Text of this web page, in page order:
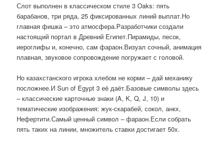
Слот выполнен в классическом стиле 3 Oaks: пять
барабанов, три ряда, 25 фиксированных линий выплат.Но
главная фишка – это атмосфера.Разработчики создали
настоящий портал в Древний Египет.Пирамиды, песок,
иероглифы и, конечно, сам фараон.Визуал сочный, анимация
плавная, звуковое сопровождение погружает с головой.
Но казахстанского игрока хлебом не корми – дай механику
посложнее.И Sun of Egypt 3 её даёт.Базовые символы здесь
– классические карточные знаки (A, K, Q, J, 10) и
тематические изображения: жук-скарабей, сокол, анкх,
Нефертити.Самый ценный символ – фараон.Если собрать
пять таких на линии, множитель ставки достигает 50x.